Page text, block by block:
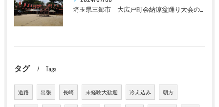
埼玉県三郷市 大広戸町会納涼盆踊り大会のお知らせ 2024
タグ Tags
道路 出張 長崎 未経験大歓迎 冷え込み 朝方